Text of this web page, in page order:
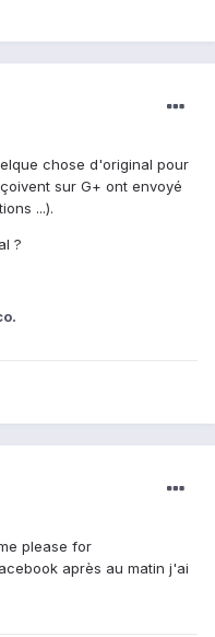
chose d'original pour
sur G+ ont envoyé
...).
?
please for
après au matin j'ai